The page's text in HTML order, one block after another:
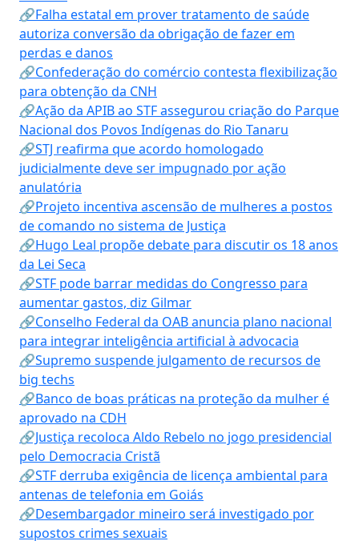
🔗Falha estatal em prover tratamento de saúde
autoriza conversão da obrigação de fazer em
perdas e danos
🔗Confederação do comércio contesta flexibilização
para obtenção da CNH
🔗Ação da APIB ao STF assegurou criação do Parque
Nacional dos Povos Indígenas do Rio Tanaru
🔗STJ reafirma que acordo homologado
judicialmente deve ser impugnado por ação
anulatória
🔗Projeto incentiva ascensão de mulheres a postos
de comando no sistema de Justiça
🔗Hugo Leal propõe debate para discutir os 18 anos
da Lei Seca
🔗STF pode barrar medidas do Congresso para
aumentar gastos, diz Gilmar
🔗Conselho Federal da OAB anuncia plano nacional
para integrar inteligência artificial à advocacia
🔗Supremo suspende julgamento de recursos de
big techs
🔗Banco de boas práticas na proteção da mulher é
aprovado na CDH
🔗Justiça recoloca Aldo Rebelo no jogo presidencial
pelo Democracia Cristã
🔗STF derruba exigência de licença ambiental para
antenas de telefonia em Goiás
🔗Desembargador mineiro será investigado por
supostos crimes sexuais